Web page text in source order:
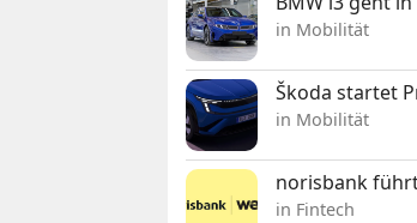
in Mobilität
Škoda startet
in Mobilität
norisbank
in Fintech